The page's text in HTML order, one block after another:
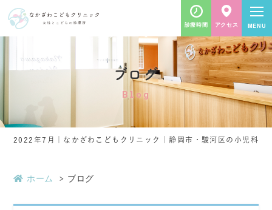
診療時間 アクセス
ブログ
Blog
2022年7月｜なかざわこどもクリニック｜静岡市・駿河区の小児科
ホーム ブログ